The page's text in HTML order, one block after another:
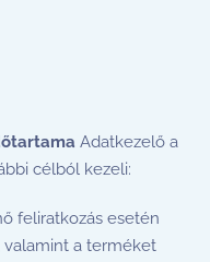
Adatkezelő a
célból kezeli:
feliratkozás esetén
valamint a terméket